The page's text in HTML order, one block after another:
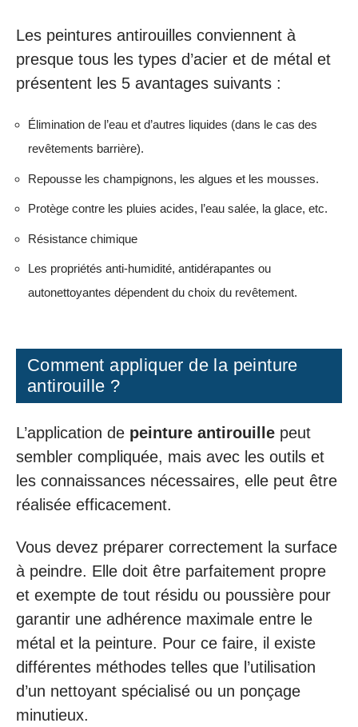
Les peintures antirouilles conviennent à
presque tous les types d’acier et de métal et
présentent les 5 avantages suivants :
Élimination de l’eau et d’autres liquides (dans le cas des
revêtements barrière).
Repousse les champignons, les algues et les mousses.
Protège contre les pluies acides, l’eau salée, la glace, etc.
Résistance chimique
Les propriétés anti-humidité, antidérapantes ou
autonettoyantes dépendent du choix du revêtement.
Comment appliquer de la peinture
antirouille ?
L’application de peinture antirouille peut
sembler compliquée, mais avec les outils et
les connaissances nécessaires, elle peut être
réalisée efficacement.
Vous devez préparer correctement la surface
à peindre. Elle doit être parfaitement propre
et exempte de tout résidu ou poussière pour
garantir une adhérence maximale entre le
métal et la peinture. Pour ce faire, il existe
différentes méthodes telles que l’utilisation
d’un nettoyant spécialisé ou un ponçage
minutieux.